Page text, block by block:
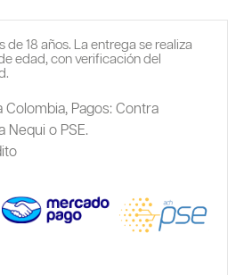
de 18 años. La entrega se realiza
edad, con verificación del
Colombia, Pagos: Contra
Nequi o PSE.